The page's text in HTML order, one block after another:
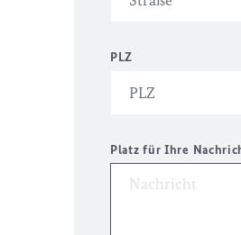
PLZ
Platz für Ihre